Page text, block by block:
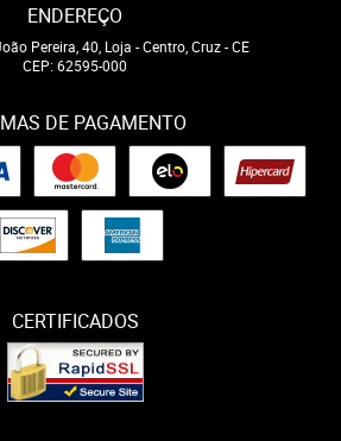
ENDEREÇO
Pereira, 40, Loja -Centro, Cruz-CE
CEP: 62595-000
DE PAGAMENTO
CERTIFICADOS